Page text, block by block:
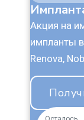
Акция на
импланты
Renova,